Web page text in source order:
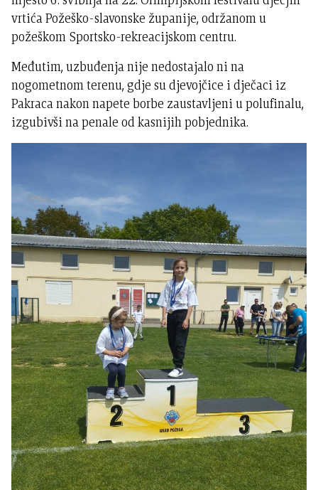
vrtića Požeško-slavonske županije, održanom u
požeškom Sportsko-rekreacijskom centru.
Međutim, uzbuđenja nije nedostajalo ni na
nogometnom terenu, gdje su djevojčice i dječaci iz
Pakraca nakon napete borbe zaustavljeni u polufinalu,
izgubivši na penale od kasnijih pobjednika.